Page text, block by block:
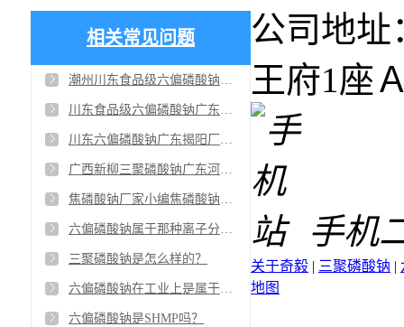
相关常见问题
潮州川东食品级六偏磷酸钠代理商：第四届雄安装配式建筑及绿色建材展延期至九月举行，本届展会展示面积超20000 平米
川东食品级六偏磷酸钠广东揭阳厂家供应商：天然添加剂主要用于糕点、饮料、乳品等，原材主要来源于甘薯、萝ト、葡萄等，容易被消费者接受
川东六偏磷酸钠广东揭阳厂家供应商：微信创始人张小龙就认为，唯KPI是从很危险，应该充分考虑用户感受的做法，从而获得了极好的口碑
广西新柳三聚磷酸钠广东河源批发商：在许多工业中，新柳三聚磷酸钠作为一款表面活性剂起到画龙点睛的作用，是最重要的助剂
焦磷酸钠厂家小编焦磷酸钠为什么是一款优秀的洗涤剂
六偏磷酸钠属于那种离子分散剂？
三聚磷酸钠是怎么样的？
六偏磷酸钠在工业上是属于哪种类型的分散剂？
六偏磷酸钠是SHMP吗？
公司地址
王府1座
手机
关于奇毅 | 三聚磷酸钠 |
地图